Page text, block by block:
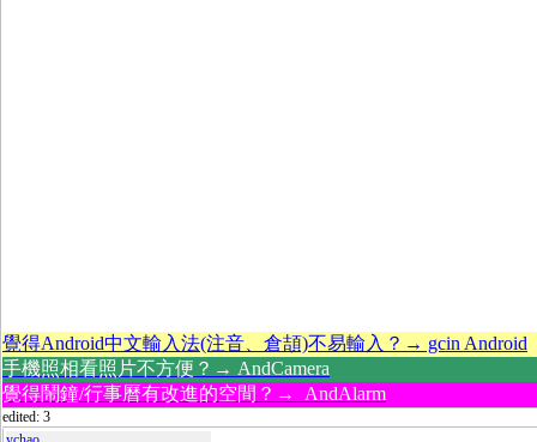
覺得Android中文輸入法(注音、倉頡)不易輸入？→ gcin Android
手機照相看照片不方便？→ AndCamera
覺得鬧鐘/行事曆有改進的空間？→ AndAlarm
edited: 3